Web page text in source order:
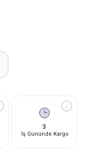
3
İş Gününde Kargo